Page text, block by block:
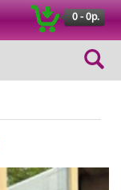
0 - 0р.